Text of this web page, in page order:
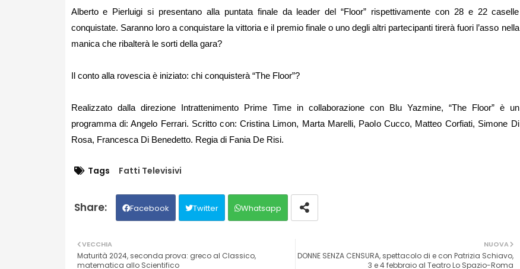
Alberto e Pierluigi si presentano alla puntata finale da leader del “Floor” rispettivamente con 28 e 22 caselle
conquistate. Saranno loro a conquistare la vittoria e il premio finale o uno degli altri partecipanti tirerà fuori l’asso nella
manica che ribalterà le sorti della gara?
Il conto alla rovescia è iniziato: chi conquisterà “The Floor”?
Realizzato dalla direzione Intrattenimento Prime Time in collaborazione con Blu Yazmine, “The Floor” è un
programma di: Angelo Ferrari. Scritto con: Cristina Limon, Marta Marelli, Paolo Cucco, Matteo Corfiati, Simone Di
Rosa, Francesca Di Benedetto. Regia di Fania De Risi.
Tags Fatti Televisivi
Facebook Twitter Whatsapp
NUOVA
DONNE SENZA CENSURA, spettacolo di e con Patrizia Schiavo,
3 e 4 febbraio al Teatro Lo Spazio-Roma
VECCHIA
Maturità 2024, seconda prova: greco al Classico,
matematica allo Scientifico